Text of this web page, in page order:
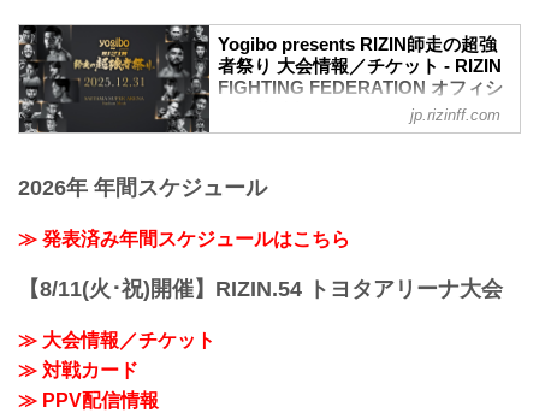
Yogibo presents RIZIN師走の超強
者祭り 大会情報／チケット - RIZIN
FIGHTING FEDERATION オフィシ
「Yogibo presents RIZIN師走の超強者祭
更等によりステージなど演出の一部が見
えにくいお席となる（以前の大会にてス
テージサイドS席31900円、ステージサイ
ドA席15400円のお席位置に該当する）お
jp.rizinff.com
2026年 年間スケジュール
≫ 発表済み年間スケジュールはこちら
【8/11(火･祝)開催】RIZIN.54 トヨタアリーナ大会
≫ 大会情報／チケット
≫ 対戦カード
≫ PPV配信情報